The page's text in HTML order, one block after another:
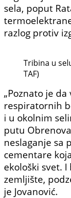
sela, poput
razlog protiv
Tribina u
TAF)
„Poznato je
respiratornih
i u okolnim
putu
neslaganje sa
cementare
ekološki svet.
zemljište,
je Jovanović.